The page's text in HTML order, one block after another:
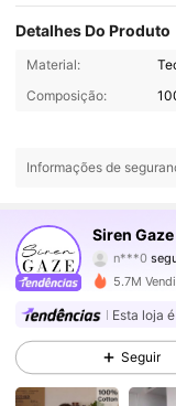
Detalhes Do Produto
Material:
Composição:
Informações de
Siren Gaze
n***0
b***iestá
4,77
1.2M
4,77 1.2M
5.7M
Esta loja
Seguir